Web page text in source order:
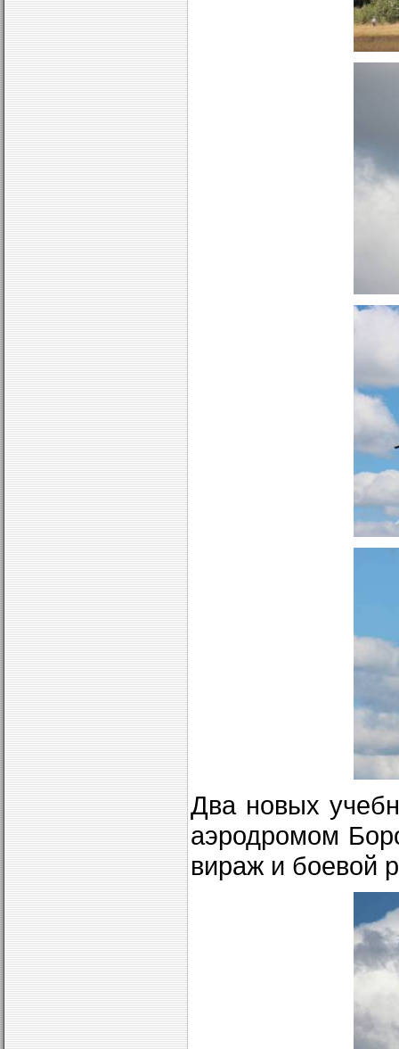
Два новых
аэродромом
вираж и боевой